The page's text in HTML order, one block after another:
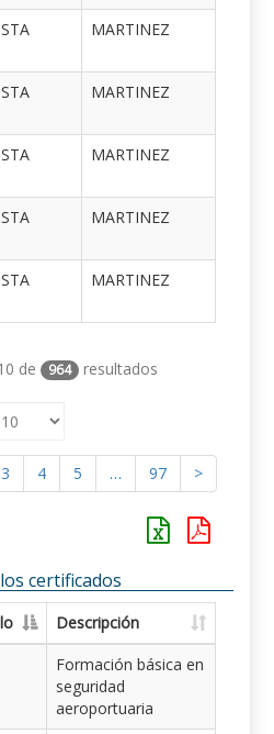
MARTINEZ
MARTINEZ
MARTINEZ
MARTINEZ
MARTINEZ
de 964 resultados
3 4 5 … 97 >
certificados
Descripción
Formación básica en
seguridad
aeroportuaria